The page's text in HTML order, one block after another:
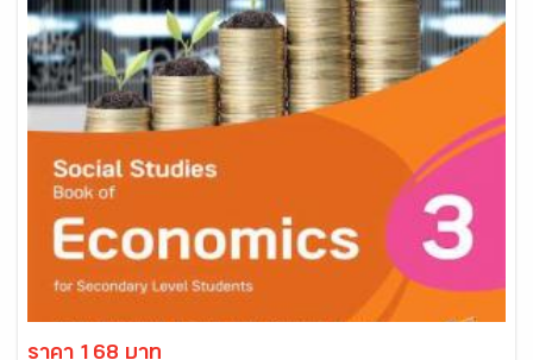
ราคา 168 บาท